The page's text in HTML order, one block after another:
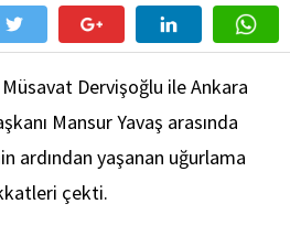
Dervişoğlu ile Ankara
Mansur Yavaş arasında
ardından yaşanan uğurlama
çekti.